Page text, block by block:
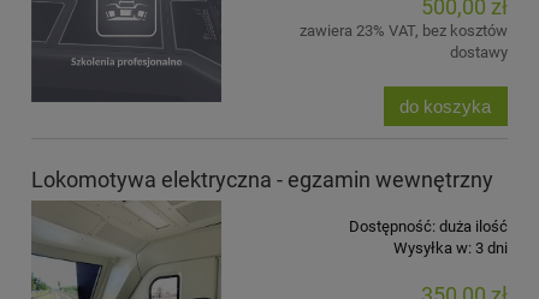
500,00 zł
zawiera 23% VAT, bez kosztów
dostawy
do koszyka
Lokomotywa elektryczna - egzamin wewnętrzny
Dostępność: duża ilość
Wysyłka w: 3 dni